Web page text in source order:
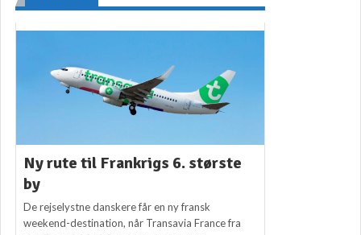
Ny rute til Frankrigs 6. største
by
De rejselystne danskere får en ny fransk
weekend-destination, når Transavia France fra